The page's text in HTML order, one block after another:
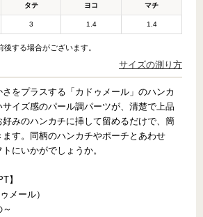
タテ ヨコ マチ
3 1.4 1.4
する場合がございます。
サイズの測り方
をプラスする「カドゥメール」のハンカ
イズ感のパール調パーツが、清楚で上品
みのハンカチに挿して留めるだけで、簡
す。同柄のハンカチやポーチとあわせ
にいかがでしょうか。
】
メール）
～